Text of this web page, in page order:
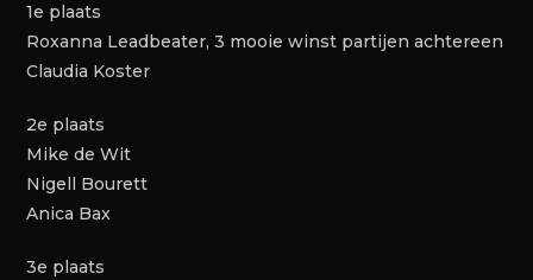
1e plaats
Roxanna Leadbeater, 3 mooie winst partijen achtereen
Claudia Koster
2e plaats
Mike de Wit
Nigell Bourett
Anica Bax
3e plaats